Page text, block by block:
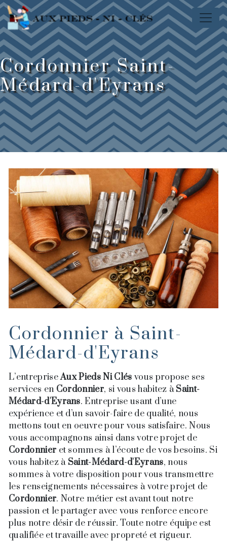
Panneau de gestion des cookies
Cordonnier Saint-
Médard-d'Eyrans
Cordonnier à Saint-
Médard-d'Eyrans
L’entrepriseAux Pieds Ni Clés vous propose ses
services en Cordonnier, si vous habitez àSaint-
Médard-d'Eyrans. Entreprise usant d’une
expérience et d’un savoir-faire de qualité, nous
mettons tout en oeuvre pour vous satisfaire. Nous
vous accompagnons ainsi dans votre projet de
Cordonnier et sommes à l’écoute de vos besoins. Si
vous habitez à Saint-Médard-d'Eyrans, nous
sommes à votre disposition pour vous transmettre
les renseignements nécessaires à votre projet de
Cordonnier. Notre métier est avant tout notre
passion et le partager avec vous renforce encore
plus notre désir de réussir. Toute notre équipe est
qualifiée et travaille avec propreté et rigueur.